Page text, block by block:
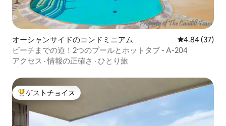
オーシャンサイドのコンドミニアム レビュー37
4.84 (37)
ビーチまでの道！2つのプールとホットタブ - A-204
アクセス ·情報の正確さ · ひとり旅
大好評のゲストチョイスです。
ゲストチョイス